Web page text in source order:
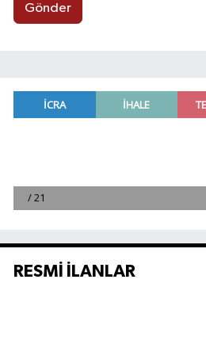
Gönder
RESMİ İLANLAR